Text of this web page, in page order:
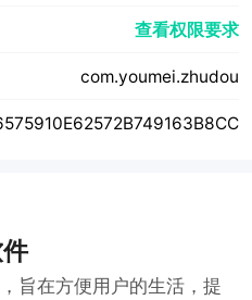
查看权限要求
com.youmei.zhudou
旨在方便用户的生活，提